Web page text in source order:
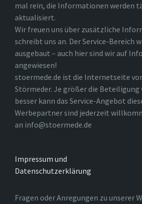
mal rein, die Informationen werden
aktualisiert.
Wir freuen uns über zusätzliche
schreibt uns an. Der Service-Bereich
ausgebaut – auch hier sind wir auf
angewiesen!
stoermede.de ist die Internetseite
Störmeder. Je größer die Beteiligung
besser kann das Service-Angebot
Werbepartner sind jederzeit
an info@stoermede.de
Impressum und
Datenschutzerklärung
Fragen oder Anregungen zu unserer